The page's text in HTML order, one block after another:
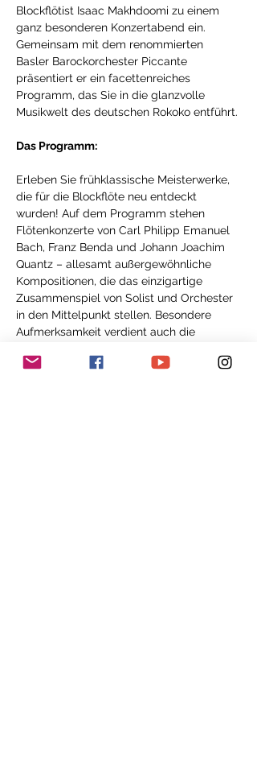
Blockflötist Isaac Makhdoomi zu einem
ganz besonderen Konzertabend ein.
Gemeinsam mit dem renommierten
Basler Barockorchester Piccante
präsentiert er ein facettenreiches
Programm, das Sie in die glanzvolle
Musikwelt des deutschen Rokoko entführt.
Das Programm:
Erleben Sie frühklassische Meisterwerke,
die für die Blockflöte neu entdeckt
wurden! Auf dem Programm stehen
Flötenkonzerte von Carl Philipp Emanuel
Bach, Franz Benda und Johann Joachim
Quantz – allesamt außergewöhnliche
Kompositionen, die das einzigartige
Zusammenspiel von Solist und Orchester
in den Mittelpunkt stellen. Besondere
Aufmerksamkeit verdient auch die
Isaac Makhdoomi eigens für die Blockflöte